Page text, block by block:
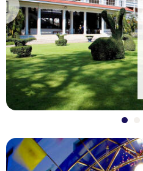
Previous